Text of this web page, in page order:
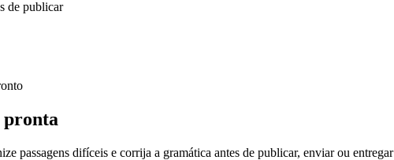
de publicar
pronta
passagens difíceis e corrija a gramática antes de publicar, enviar ou entregar